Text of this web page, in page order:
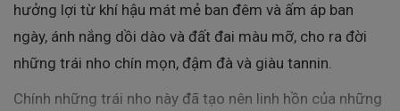
hưởng lợi từ khí hậu mát mẻ ban đêm và ấm áp ban
ngày, ánh nắng dồi dào và đất đai màu mỡ, cho ra đời
những trái nho chín mọn, đậm đà và giàu tannin.
Chính những trái nho này đã tạo nên linh hồn của những